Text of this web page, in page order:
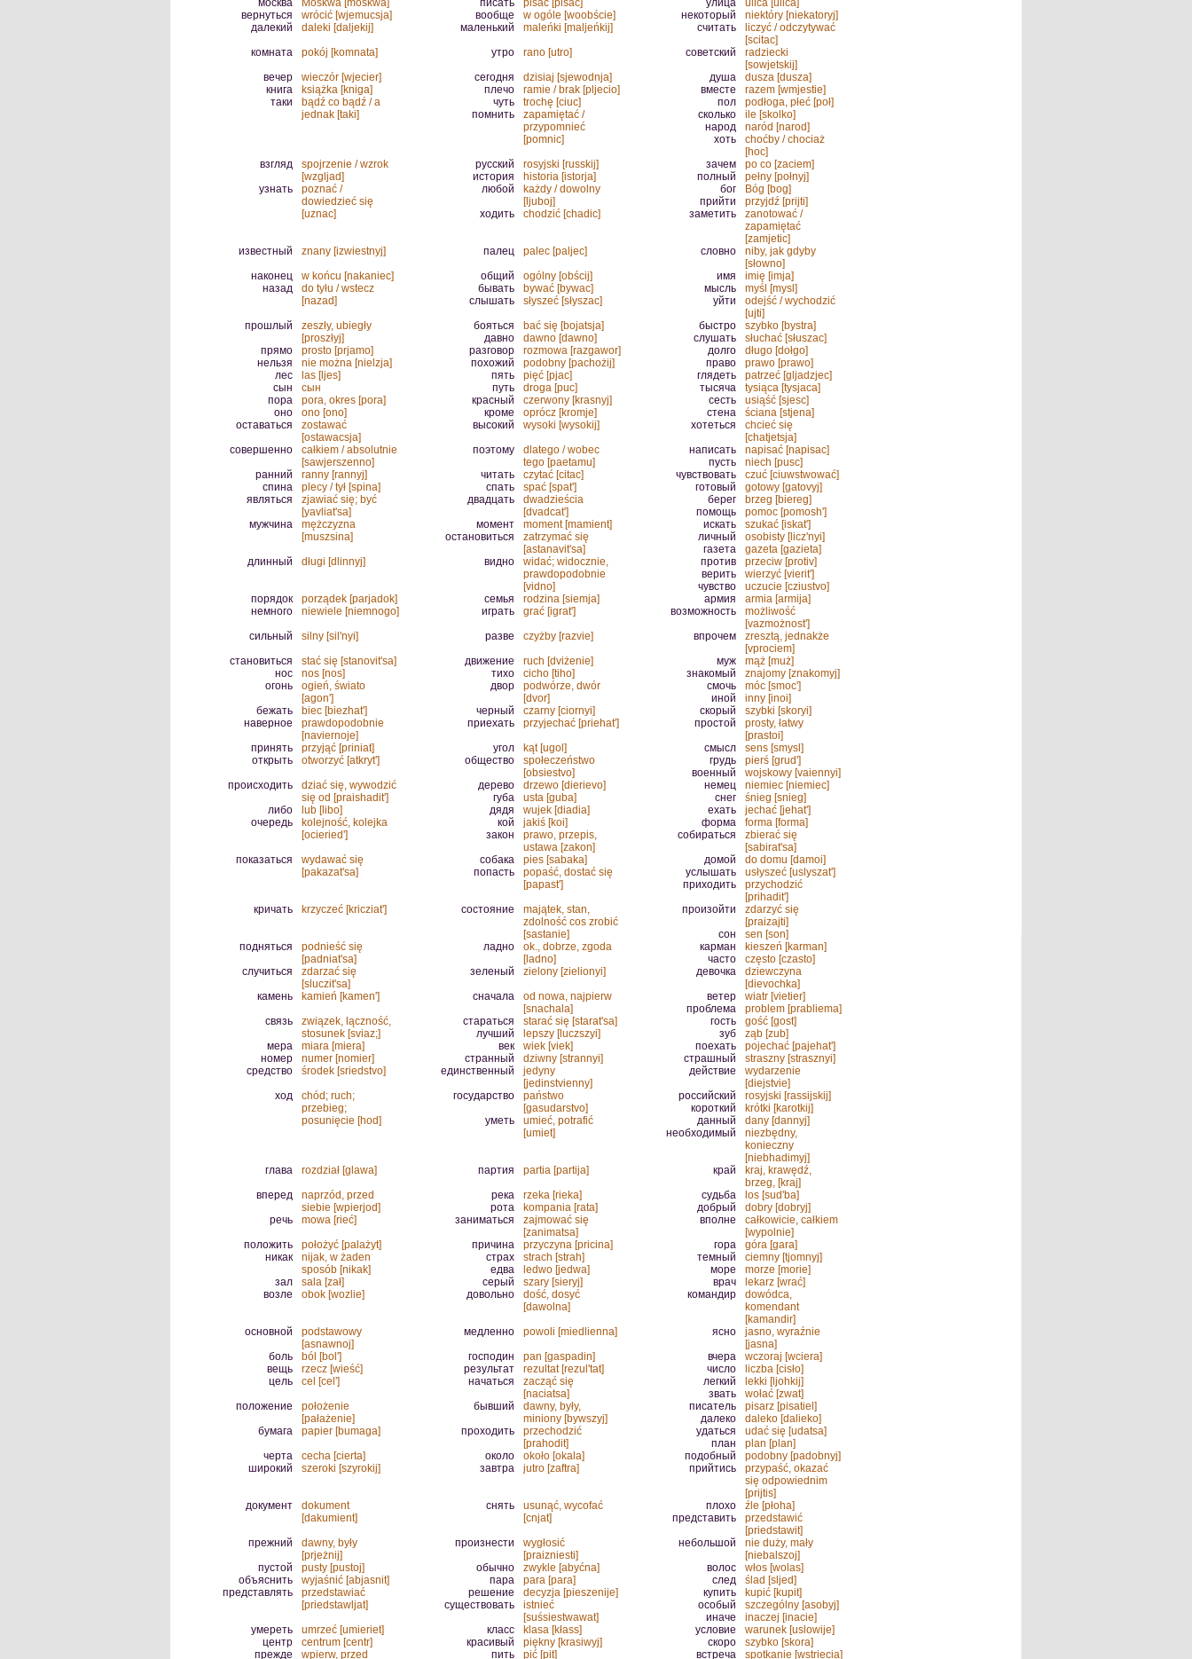
москва
Moskwa [moskwa] писать pisać [pisac] улица
ulica [ulica]
вернуться
wrócić [wjemucsja] вообще w ogóle [woobście] некоторый
niektóry [niekatoryj]
далекий
daleki [daljekij] маленький maleńki [maljeńkij] считать
liczyć / odczytywać
[scitac]
комната
pokój [komnata] утро rano [utro] советский
radziecki
[sowjetskij]
вечер
wieczór [wjecier] сегодня dzisiaj [sjewodnja] душа
dusza [dusza]
книга
książka [kniga] плечо ramie / brak [pljecio] вместе
razem [wmjestie]
таки
bądź co bądź / a
jednak [taki]
чуть trochę [ciuc] пол
podłoga, płeć [poł]
помнить
zapamiętać /
przypomnieć
[pomnic]
сколько
ile [skolko]
народ
naród [narod]
хоть
choćby / chociaż
[hoc]
взгляд
spojrzenie / wzrok
[wzgljad]
русский rosyjski [russkij] зачем
po co [zaciem]
история
historia [istorja] полный
pełny [połnyj]
узнать
poznać /
dowiedzieć się
[uznac]
любой
każdy / dowolny
[ljuboj]
бог
Bóg [bog]
прийти
przyjdź [prijti]
ходить
chodzić [chadic] заметить
zanotować /
zapamiętać
[zamjetic]
известный
znany [izwiestnyj] палец palec [paljec] словно
niby, jak gdyby
[słowno]
наконец
w końcu [nakaniec] общий ogólny [obścij] имя
imię [imja]
назад
do tyłu / wstecz
[nazad]
бывать bywać [bywac] мысль
myśl [mysl]
слышать
słyszeć [słyszac] уйти
odejść / wychodzić
[ujti]
прошлый
zeszły, ubiegły
[proszłyj]
бояться bać się [bojatsja] быстро
szybko [bystra]
давно
dawno [dawno] слушать
słuchać [słuszac]
прямо
prosto [prjamo] разговор rozmowa [razgawor] долго
długo [dołgo]
нельзя
nie można [nielzja] похожий podobny [pachożij] право
prawo [prawo]
лес
las [ljes] пять pięć [pjac] глядеть
patrzeć [gljadzjec]
сын
сын путь droga [puc] тысяча
tysiąca [tysjaca]
пора
pora, okres [pora] красный czerwony [krasnyj] сесть
usiąść [sjesc]
оно
ono [ono] кроме oprócz [kromje] стена
ściana [stjena]
оставаться
zostawać
[ostawacsja]
высокий wysoki [wysokij] хотеться
chcieć się
[chatjetsja]
совершенно
całkiem / absolutnie
[sawjerszenno]
поэтому
dlatego / wobec
tego [paetamu]
написать
napisać [napisac]
пусть
niech [pusc]
ранний
ranny [rannyj] читать czytać [citac] чувствовать
czuć [ciuwstwować]
спина
plecy / tył [spina] спать spać [spat'] готовый
gotowy [gatovyj]
являться
zjawiać się; być
[yavliat'sa]
двадцать
dwadzieścia
[dvadcat']
берег
brzeg [biereg]
помощь
pomoc [pomosh']
мужчина
mężczyzna
[muszsina]
момент moment [mamient] искать
szukać [iskat']
остановиться
zatrzymać się
[astanavit'sa]
личный
osobisty [licz'nyi]
газета
gazeta [gazieta]
длинный
długi [dlinnyj] видно
widać; widocznie,
prawdopodobnie
[vidno]
против
przeciw [protiv]
верить
wierzyć [vierit']
чувство
uczucie [cziustvo]
порядок
porządek [parjadok] семья rodzina [siemja] армия
armia [armija]
немного
niewiele [niemnogo] играть grać [igrat'] возможность
możliwość
[vazmożnost']
сильный
silny [sil'nyi] разве czyżby [razvie] впрочем
zresztą, jednakże
[vprociem]
становиться
stać się [stanovit'sa] движение ruch [dviżenie] муж
mąż [muż]
нос
nos [nos] тихо cicho [tiho] знакомый
znajomy [znakomyj]
огонь
ogień, świato
[agon']
двор
podwórze, dwór
[dvor]
смочь
móc [smoc']
иной
inny [inoi]
бежать
biec [biezhat'] черный czarny [ciornyi] скорый
szybki [skoryi]
наверное
prawdopodobnie
[naviernoje]
приехать przyjechać [priehat'] простой
prosty, łatwy
[prastoi]
принять
przyjąć [priniat] угол kąt [ugol] смысл
sens [smysl]
открыть
otworzyć [atkryt'] общество
społeczeństwo
[obsiestvo]
грудь
pierś [grud']
военный
wojskowy [vaiennyi]
происходить
dziać się, wywodzić
się od [praishadit']
дерево drzewo [dierievo] немец
niemiec [niemiec]
губа
usta [guba] снег
śnieg [snieg]
либо
lub [libo] дядя wujek [diadia] ехать
jechać [jehat']
очередь
kolejność, kolejka
[ocieried']
кой jakiś [koi] форма
forma [forma]
закон
prawo, przepis,
ustawa [zakon]
собираться
zbierać się
[sabirat'sa]
показаться
wydawać się
[pakazat'sa]
собака pies [sabaka] домой
do domu [damoi]
попасть
popaść, dostać się
[papast']
услышать
usłyszeć [uslyszat']
приходить
przychodzić
[prihadit']
кричать
krzyczeć [kricziat'] состояние
majątek, stan,
zdolność cos zrobić
[sastanie]
произойти
zdarzyć się
[praizajti]
сон
sen [son]
подняться
podnieść się
[padniat'sa]
ладно
ok., dobrze, zgoda
[ladno]
карман
kieszeń [karman]
часто
często [czasto]
случиться
zdarzać się
[sluczit'sa]
зеленый zielony [zielionyi] девочка
dziewczyna
[dievochka]
камень
kamień [kamen'] сначала
od nowa, najpierw
[snachala]
ветер
wiatr [vietier]
проблема
problem [prabliema]
связь
związek, lączność,
stosunek [sviaz;]
стараться starać się [starat'sa] гость
gość [gost]
лучший
lepszy [luczszyi] зуб
ząb [zub]
мера
miara [miera] век wiek [viek] поехать
pojechać [pajehat']
номер
numer [nomier] странный dziwny [strannyi] страшный
straszny [strasznyi]
средство
środek [sriedstvo] единственный
jedyny
[jedinstvienny]
действие
wydarzenie
[diejstvie]
ход
chód; ruch;
przebieg;
posunięcie [hod]
государство
państwo
[gasudarstvo]
российский
rosyjski [rassijskij]
короткий
krótki [karotkij]
уметь
umieć, potrafić
[umiet]
данный
dany [dannyj]
необходимый
niezbędny,
konieczny
[niebhadimyj]
глава
rozdział [glawa] партия partia [partija] край
kraj, krawędź,
brzeg, [kraj]
вперед
naprzód, przed
siebie [wpierjod]
река rzeka [rieka] судьба
los [sud'ba]
рота
kompania [rata] добрый
dobry [dobryj]
речь
mowa [rieć] заниматься
zajmować się
[zanimatsa]
вполне
całkowicie, całkiem
[wypolnie]
положить
położyć [palażyt] причина przyczyna [pricina] гора
góra [gara]
никак
nijak, w żaden
sposób [nikak]
страх strach [strah] темный
ciemny [tjomnyj]
едва
ledwo [jedwa] море
morze [morie]
зал
sala [zał] серый szary [sieryj] врач
lekarz [wrać]
возле
obok [wozlie] довольно
dość, dosyć
[dawolna]
командир
dowódca,
komendant
[kamandir]
основной
podstawowy
[asnawnoj]
медленно powoli [miedlienna] ясно
jasno, wyraźnie
[jasna]
боль
ból [bol'] господин pan [gaspadin] вчера
wczoraj [wciera]
вещь
rzecz [wieść] результат rezultat [rezul'tat] число
liczba [cisło]
цель
cel [cel'] начаться
zacząć się
[naciatsa]
легкий
lekki [ljohkij]
звать
wołać [zwat]
положение
położenie
[pałażenie]
бывший
dawny, były,
miniony [bywszyj]
писатель
pisarz [pisatiel]
далеко
daleko [dalieko]
бумага
papier [bumaga] проходить
przechodzić
[prahodit]
удаться
udać się [udatsa]
план
plan [plan]
черта
cecha [cierta] около około [okala] подобный
podobny [padobnyj]
широкий
szeroki [szyrokij] завтра jutro [zaftra] прийтись
przypaść, okazać
się odpowiednim
[prijtis]
документ
dokument
[dakumient]
снять
usunąć, wycofać
[cnjat]
плохо
źle [płoha]
представить
przedstawić
[priedstawit]
прежний
dawny, były
[prjeżnij]
произнести
wygłosić
[praizniesti]
небольшой
nie duży, mały
[niebalszoj]
пустой
pusty [pustoj] обычно zwykle [abyćna] волос
włos [wolas]
объяснить
wyjaśnić [abjasnit] пара para [para] след
ślad [sljed]
представлять
przedstawiać
[priedstawljat]
решение decyzja [pieszenije] купить
kupić [kupit]
существовать
istnieć
[suśsiestwawat]
особый
szczególny [asobyj]
иначе
inaczej [inacie]
умереть
umrzeć [umieriet] класс klasa [kłass] условие
warunek [uslowije]
центр
centrum [centr] красивый piękny [krasiwyj] скоро
szybko [skora]
прежде
wpierw, przed пить pić [pit] встреча spotkanie [wstriecia]